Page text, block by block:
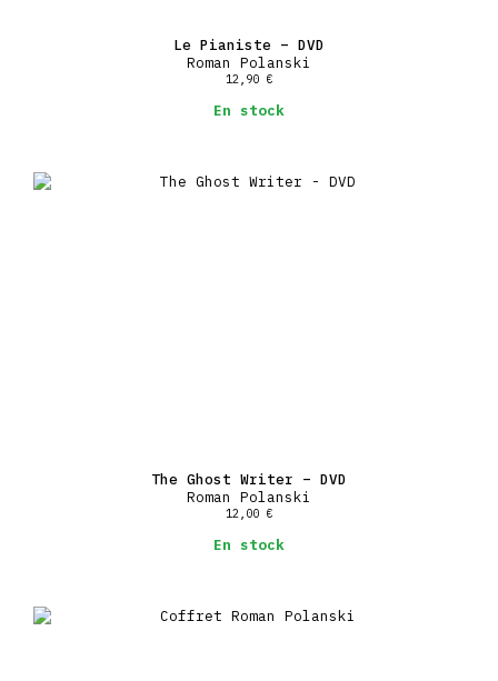
Le Pianiste – DVD
Roman Polanski
12,90 €
En stock
The Ghost Writer – DVD
Roman Polanski
12,00 €
En stock